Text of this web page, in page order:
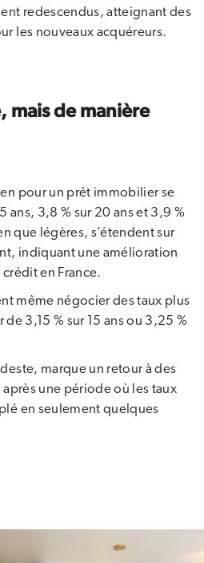
redescendus, atteignant des
les nouveaux acquéreurs.
mais de manière
pour un prêt immobilier se
ans, 3,8 % sur 20 ans et 3,9 %
que légères, s’étendent sur
indiquant une amélioration
en France.
même négocier des taux plus
de 3,15 % sur 15 ans ou 3,25 %
marque un retour à des
une période où les taux
en seulement quelques